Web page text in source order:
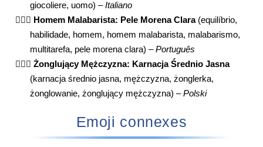
giocoliere, uomo) –Italiano
🤹🏼‍♂️ Homem Malabarista: Pele Morena Clara(equilíbrio,
habilidade, homem, homem malabarista, malabarismo,
multitarefa, pele morena clara) –Português
🤹🏼‍♂️ Żonglujący Mężczyzna: Karnacja Średnio Jasna
(karnacja średnio jasna, mężczyzna, żonglerka,
żonglowanie, żonglujący mężczyzna) –Polski
Emoji connexes